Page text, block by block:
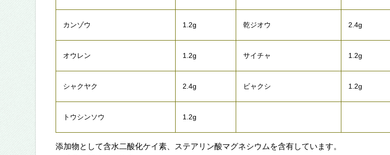
カンゾウ 1.2g 乾ジオウ 2.4g
オウレン 1.2g サイチャ 1.2g
シャクヤク 2.4g ビャクシ 1.2g
トウシンソウ 1.2g
添加物として含水二酸化ケイ素、ステアリン酸マグネシウムを含有しています。